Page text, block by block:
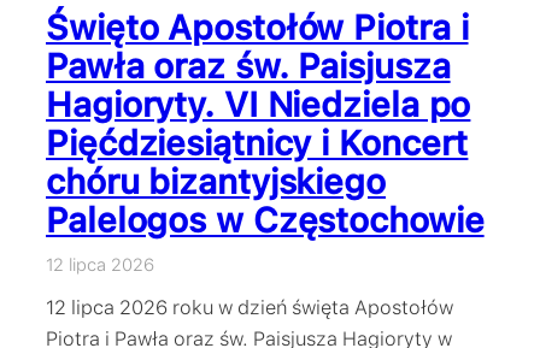
Święto Apostołów Piotra i
Pawła oraz św. Paisjusza
Hagioryty. VI Niedziela po
Pięćdziesiątnicy i Koncert
chóru bizantyjskiego
Palelogos w Częstochowie
12 lipca 2026
12 lipca 2026 roku w dzień święta Apostołów
Piotra i Pawła oraz św. Paisjusza Hagioryty w